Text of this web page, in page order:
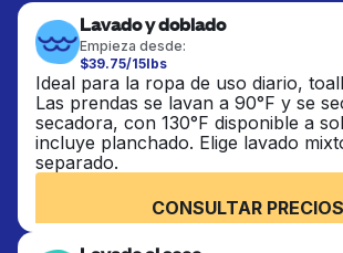
Lavado y doblado
Empieza desde:
$39.75/15lbs
Ideal para la ropa de uso diario,
Las prendas se lavan a 90°F y se
secadora, con 130°F disponible a
incluye planchado. Elige lavado
separado.
CONSULTAR PRECIOS